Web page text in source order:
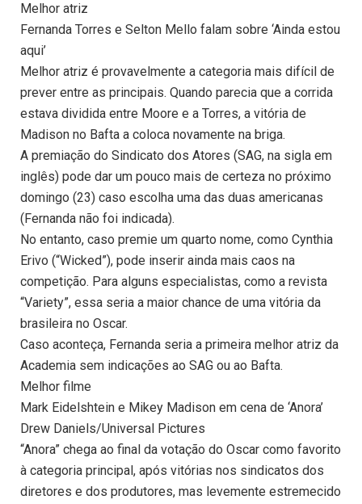
Melhor atriz
Fernanda Torres e Selton Mello falam sobre ‘Ainda estou
aqui’
Melhor atriz é provavelmente a categoria mais difícil de
prever entre as principais. Quando parecia que a corrida
estava dividida entre Moore e a Torres, a vitória de
Madison no Bafta a coloca novamente na briga.
A premiação do Sindicato dos Atores (SAG, na sigla em
inglês) pode dar um pouco mais de certeza no próximo
domingo (23) caso escolha uma das duas americanas
(Fernanda não foi indicada).
No entanto, caso premie um quarto nome, como Cynthia
Erivo (“Wicked”), pode inserir ainda mais caos na
competição. Para alguns especialistas, como a revista
“Variety”, essa seria a maior chance de uma vitória da
brasileira no Oscar.
Caso aconteça, Fernanda seria a primeira melhor atriz da
Academia sem indicações ao SAG ou ao Bafta.
Melhor filme
Mark Eidelshtein e Mikey Madison em cena de ‘Anora’
Drew Daniels/Universal Pictures
“Anora” chega ao final da votação do Oscar como favorito
à categoria principal, após vitórias nos sindicatos dos
diretores e dos produtores, mas levemente estremecido